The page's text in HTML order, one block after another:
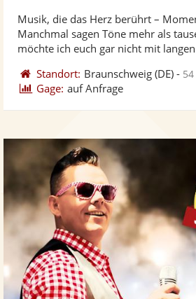
Musik, die das Herz berührt –
Manchmal sagen Töne mehr als
möchte ich euch gar nicht mit
Standort: Braunschweig (DE) -
Gage: auf Anfrage